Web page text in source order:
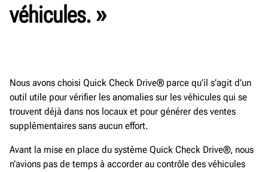
véhicules. »
Nous avons choisi Quick Check Drive® parce qu’il s’agit d’un
outil utile pour vérifier les anomalies sur les véhicules qui se
trouvent déjà dans nos locaux et pour générer des ventes
supplémentaires sans aucun effort.
Avant la mise en place du système Quick Check Drive®, nous
n’avions pas de temps à accorder au contrôle des véhicules